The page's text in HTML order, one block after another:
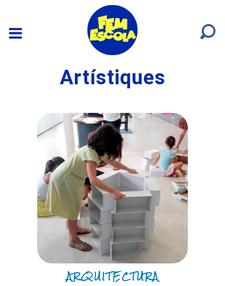
Artístiques
ARQUITECTURA